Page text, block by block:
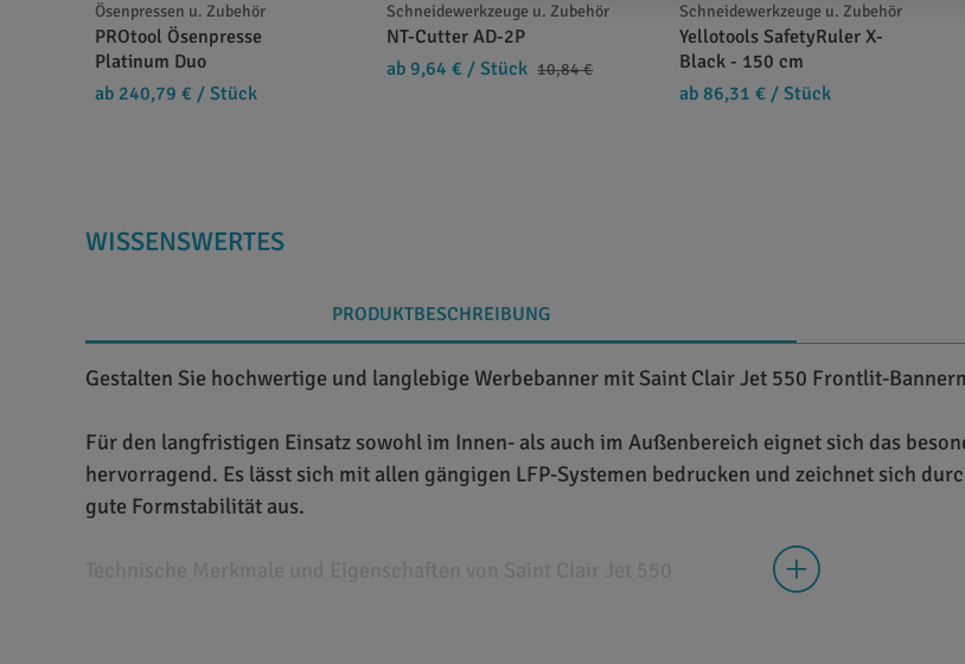
Ösenpressen u. Zubehör
PROtool Ösenpresse
Platinum Duo
ab 240,79 € / Stück
Schneidewerkzeuge u. Zubehör
NT-Cutter AD-2P
ab 9,64 € / Stück 10,84 €
Schneidewerkzeuge u. Zubehör
Yellotools SafetyRuler X-
Black - 150 cm
ab 86,31 € / Stück
WISSENSWERTES
PRODUKTBESCHREIBUNG
Gestalten Sie hochwertige und langlebige Werbebanner mit Saint Clair Jet 550 Frontlit-
Für den langfristigen Einsatz sowohl im Innen- als auch im Außenbereich eignet sich das
hervorragend. Es lässt sich mit allen gängigen LFP-Systemen bedrucken und zeichnet sich
gute Formstabilität aus.